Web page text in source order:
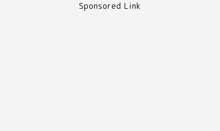
Sponsored Link